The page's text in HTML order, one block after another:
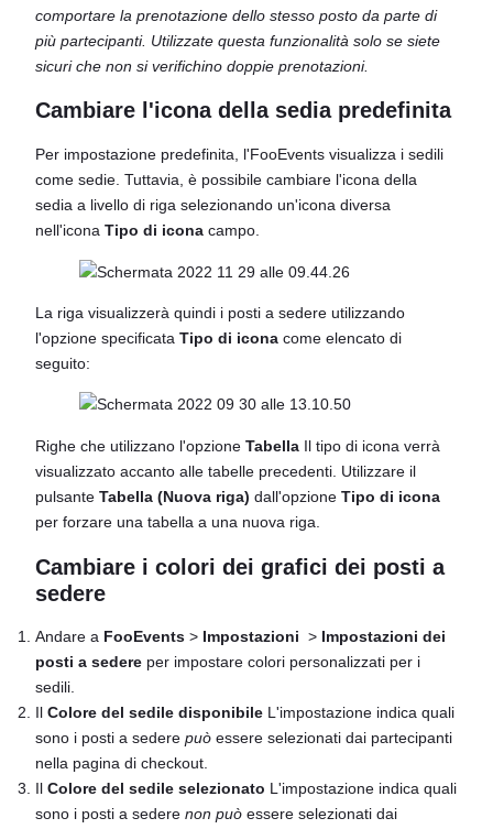
comportare la prenotazione dello stesso posto da parte di
più partecipanti. Utilizzate questa funzionalità solo se siete
sicuri che non si verifichino doppie prenotazioni.
Cambiare l'icona della sedia predefinita
Per impostazione predefinita, l'FooEvents visualizza i sedili
come sedie. Tuttavia, è possibile cambiare l'icona della
sedia a livello di riga selezionando un'icona diversa
nell'icona Tipo di icona campo.
La riga visualizzerà quindi i posti a sedere utilizzando
l'opzione specificata Tipo di icona come elencato di
seguito:
Righe che utilizzano l'opzione Tabella Il tipo di icona verrà
visualizzato accanto alle tabelle precedenti. Utilizzare il
pulsante Tabella (Nuova riga) dall'opzione Tipo di icona
per forzare una tabella a una nuova riga.
Cambiare i colori dei grafici dei posti a
sedere
Andare a FooEvents > Impostazioni > Impostazioni dei
posti a sedere per impostare colori personalizzati per i
sedili.
Il Colore del sedile disponibile L'impostazione indica quali
sono i posti a sedere può essere selezionati dai partecipanti
nella pagina di checkout.
Il Colore del sedile selezionato L'impostazione indica quali
sono i posti a sedere non può essere selezionati dai